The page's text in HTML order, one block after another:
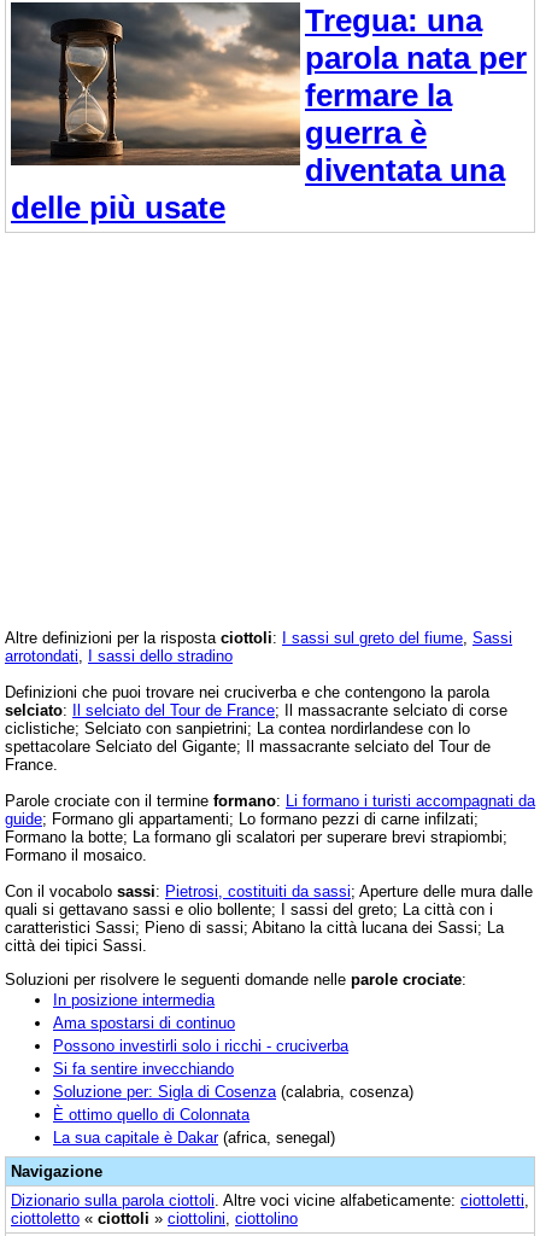
Tregua: una
parola nata per
fermare la
guerra è
diventata una
delle più usate
Altre definizioni per la risposta ciottoli: I sassi sul greto del fiume Sassi
arrotondati
I sassi dello stradino
Definizioni che puoi trovare nei cruciverba e che contengono la parola
selciato: Il selciato del Tour de France; Il massacrante selciato di corse
ciclistiche; Selciato con sanpietrini; La contea nordirlandese con lo
spettacolare Selciato del Gigante; Il massacrante selciato del Tour de
France.
Parole crociate con il termine formano: Li formano i turisti accompagnati da
guide; Formano gli appartamenti; Lo formano pezzi di carne infilzati;
Formano la botte; La formano gli scalatori per superare brevi strapiombi;
Formano il mosaico.
Con il vocabolo sassi: Pietrosi, costituiti da sassi; Aperture delle mura dalle
quali si gettavano sassi e olio bollente; I sassi del greto; La città con i
caratteristici Sassi; Pieno di sassi; Abitano la città lucana dei Sassi; La
città dei tipici Sassi.
Soluzioni per risolvere le seguenti domande nelle parole crociate:
In posizione intermedia
Ama spostarsi di continuo
Possono investirli solo i ricchi - cruciverba
Si fa sentire invecchiando
Soluzione per: Sigla di Cosenza (calabria, cosenza)
È ottimo quello di Colonnata
La sua capitale è Dakar(africa, senegal)
Navigazione
Dizionario sulla parola ciottoli . Altre voci vicine alfabeticamente: ciottoletti
ciottoletto « ciottoli » ciottolini ciottolino